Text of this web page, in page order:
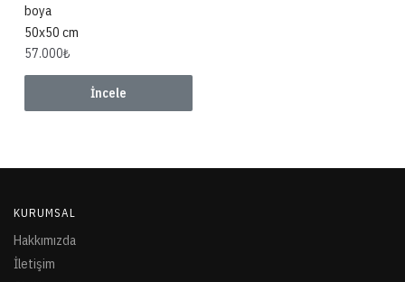
boya
50x50 cm
57.000₺
İncele
KURUMSAL
Hakkımızda
İletişim